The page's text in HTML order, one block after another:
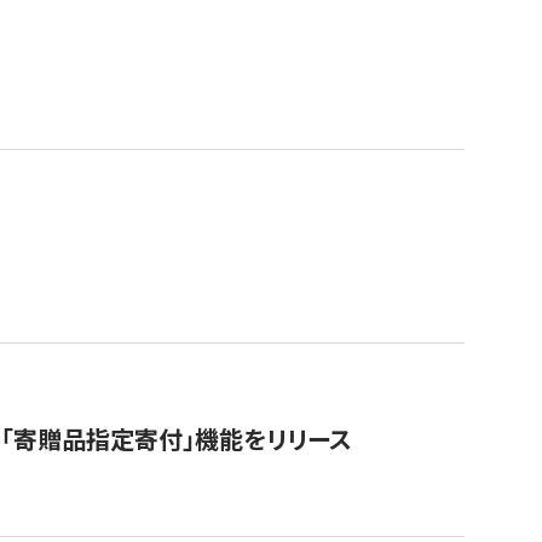
贈品指定寄付」機能をリリース